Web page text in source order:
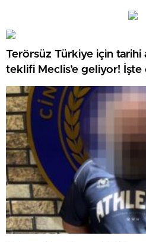
Terörsüz Türkiye için tarihi
teklifi Meclis’e geliyor! İşte
detayları